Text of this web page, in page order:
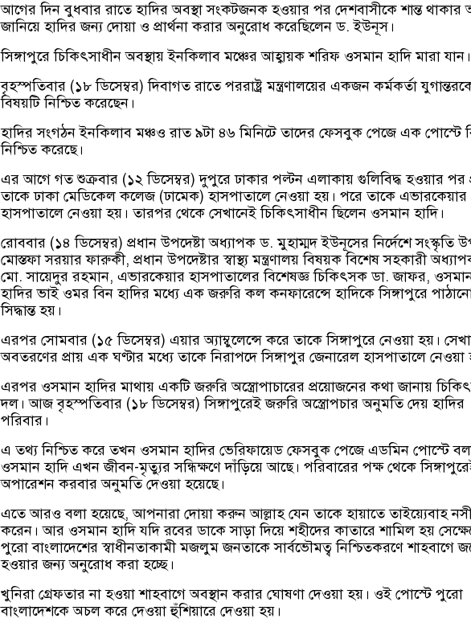
আগের দিন বুধবার রাতে হাদির অবস্থা সংকটজনক হওয়ার পর দেশবাসীকে শান্ত থাকার
জানিয়ে হাদির জন্য দোয়া ও প্রার্থনা করার অনুরোধ করেছিলেন ড. ইউনূস।
সিঙ্গাপুরে চিকিৎসাধীন অবস্থায় ইনকিলাব মঞ্চের আহ্বায়ক শরিফ ওসমান হাদি মারা যান।
বৃহস্পতিবার (১৮ ডিসেম্বর) দিবাগত রাতে পররাষ্ট্র মন্ত্রণালয়ের একজন কর্মকর্তা
বিষয়টি নিশ্চিত করেছেন।
হাদির সংগঠন ইনকিলাব মঞ্চও রাত ৯টা ৪৬ মিনিটে তাদের ফেসবুক পেজে এক পোস্টে
নিশ্চিত করেছে।
এর আগে গত শুক্রবার (১২ ডিসেম্বর) দুপুরে ঢাকার পল্টন এলাকায় গুলিবিদ্ধ হওয়ার পর
তাকে ঢাকা মেডিকেল কলেজ (ঢামেক) হাসপাতালে নেওয়া হয়। পরে তাকে এভারকেয়ার
হাসপাতালে নেওয়া হয়। তারপর থেকে সেখানেই চিকিৎসাধীন ছিলেন ওসমান হাদি।
রোববার (১৪ ডিসেম্বর) প্রধান উপদেষ্টা অধ্যাপক ড. মুহাম্মদ ইউনূসের নির্দেশে সংস্কৃতি
মোস্তফা সরয়ার ফারুকী, প্রধান উপদেষ্টার স্বাস্থ্য মন্ত্রণালয় বিষয়ক বিশেষ সহকারী
মো. সায়েদুর রহমান, এভারকেয়ার হাসপাতালের বিশেষজ্ঞ চিকিৎসক ডা. জাফর,
হাদির ভাই ওমর বিন হাদির মধ্যে এক জরুরি কল কনফারেন্সে হাদিকে সিঙ্গাপুরে
সিদ্ধান্ত হয়।
এরপর সোমবার (১৫ ডিসেম্বর) এয়ার অ্যাম্বুলেন্সে করে তাকে সিঙ্গাপুরে নেওয়া হয়।
অবতরণের প্রায় এক ঘণ্টার মধ্যে তাকে নিরাপদে সিঙ্গাপুর জেনারেল হাসপাতালে নেওয়া
এরপর ওসমান হাদির মাথায় একটি জরুরি অস্ত্রোপাচারের প্রয়োজনের কথা জানায়
দল। আজ বৃহস্পতিবার (১৮ ডিসেম্বর) সিঙ্গাপুরেই জরুরি অস্ত্রোপচার অনুমতি দেয় হাদির
পরিবার।
এ তথ্য নিশ্চিত করে তখন ওসমান হাদির ভেরিফায়েড ফেসবুক পেজে এডমিন পোস্টে
ওসমান হাদি এখন জীবন-মৃত্যুর সন্ধিক্ষণে দাঁড়িয়ে আছে। পরিবারের পক্ষ থেকে
অপারেশন করবার অনুমতি দেওয়া হয়েছে।
এতে আরও বলা হয়েছে, আপনারা দোয়া করুন আল্লাহ যেন তাকে হায়াতে তাইয়্যেবাহ
করেন। আর ওসমান হাদি যদি রবের ডাকে সাড়া দিয়ে শহীদের কাতারে শামিল হয়
পুরো বাংলাদেশের স্বাধীনতাকামী মজলুম জনতাকে সার্বভৌমত্ব নিশ্চিতকরণে শাহবাগে
হওয়ার জন্য অনুরোধ করা হচ্ছে।
খুনিরা গ্রেফতার না হওয়া শাহবাগে অবস্থান করার ঘোষণা দেওয়া হয়। ওই পোস্টে পুরো
বাংলাদেশকে অচল করে দেওয়া হুঁশিয়ারে দেওয়া হয়।